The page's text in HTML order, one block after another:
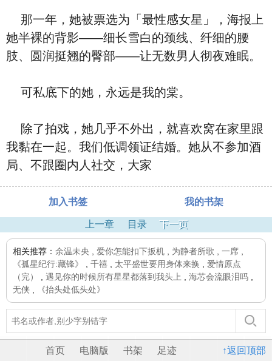
那一年，她被票选为「最性感女星」，海报上
她半裸的背影——细长雪白的颈线、纤细的腰
肢、圆润挺翘的臀部——让无数男人彻夜难眠。
可私底下的她，永远是我的棠。
除了拍戏，她几乎不外出，就喜欢窝在家里跟
我黏在一起。我们低调领证结婚。她从不参加酒
局、不跟圈内人社交，大家
加入书签 我的书架
上一章 目录 下一页
相关推荐： 余温未央 爱你怎能扣下扳机 为静者所歌 一席
《孤星纪行:藏锋》
千禧 太平盛世要用身体来换
爱情原点
（完）
遇见你的时候所有星星都落到我头上 海芯会流眼泪吗
无侠
《抬头处低头处》
↑返回顶部
首页 电脑版 书架 足迹